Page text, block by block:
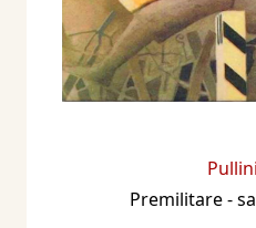
Premilitare -